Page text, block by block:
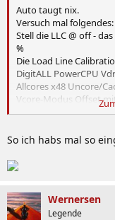
Auto taugt nix.
Versuch mal folgendes:
Stell die LLC @ off -
%
Die Load Line
DigitALL PowerCPU
Allcores x48 Uncore/
Vcore-Modus Offset
auch mehr nötig sein.
C-States alle an - C-
Energieschema im
Und ja, Prime 27.9
So ich habs mal so
Wernersen
Legende